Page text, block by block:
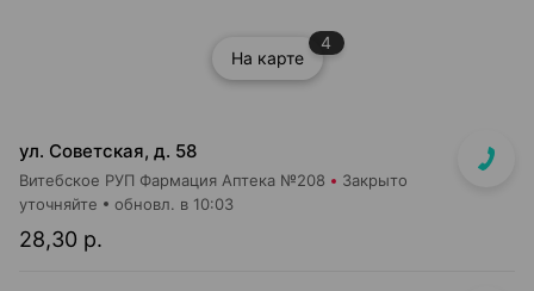
На карте
4
ул. Советская, д. 58
Витебское РУП Фармация Аптека №208 Закрыто
28,30 р.
уточняйте обновл. в 10:03